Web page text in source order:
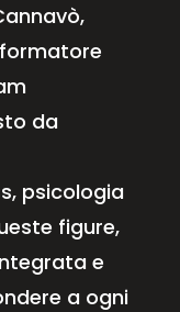
da
psicologia
figure,
e
a ogni